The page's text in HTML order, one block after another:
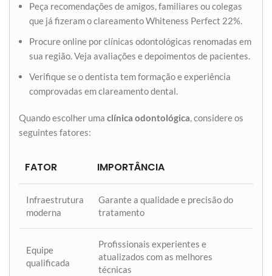
Peça recomendações de amigos, familiares ou colegas
que já fizeram o clareamento Whiteness Perfect 22%.
Procure online por clínicas odontológicas renomadas em
sua região. Veja avaliações e depoimentos de pacientes.
Verifique se o dentista tem formação e experiência
comprovadas em clareamento dental.
Quando escolher uma clínica odontológica, considere os
seguintes fatores:
FATOR IMPORTÂNCIA
Infraestrutura
moderna
Garante a qualidade e precisão do
tratamento
Equipe
qualificada
Profissionais experientes e
atualizados com as melhores
técnicas